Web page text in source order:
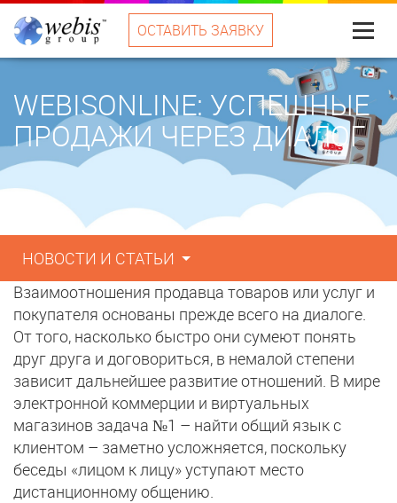
ОСТАВИТЬ ЗАЯВКУ Меню
WEBISONLINE: УСПЕШНЫЕ
ПРОДАЖИ ЧЕРЕЗ ДИАЛОГ
НОВОСТИ И СТАТЬИ
Взаимоотношения продавца товаров или услуг и
покупателя основаны прежде всего на диалоге.
От того, насколько быстро они сумеют понять
друг друга и договориться, в немалой степени
зависит дальнейшее развитие отношений. В мире
электронной коммерции и виртуальных
магазинов задача №1 – найти общий язык с
клиентом – заметно усложняется, поскольку
беседы «лицом к лицу» уступают место
дистанционному общению.